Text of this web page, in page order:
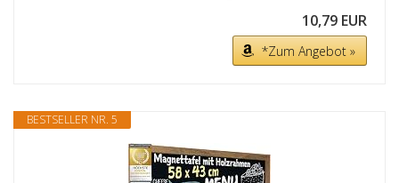
10,79 EUR
*Zum Angebot »
BESTSELLER NR. 5